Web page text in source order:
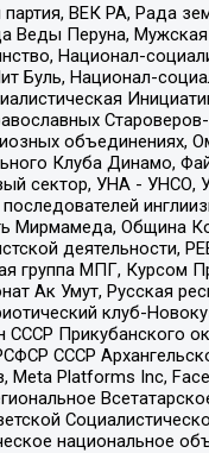
ВЕК РА, Рада
Веды Перуна,
Национал-
Буль, Национал-
объединениях,
Клуба Динамо,
сектор, УНА - УНСО,
Мирмамеда, Община
деятельности,
группа МПГ, Курсом
Ак Умут, Русская
клуб-
СССР Прикубанского
СССР
Meta Platforms Inc,
национальное